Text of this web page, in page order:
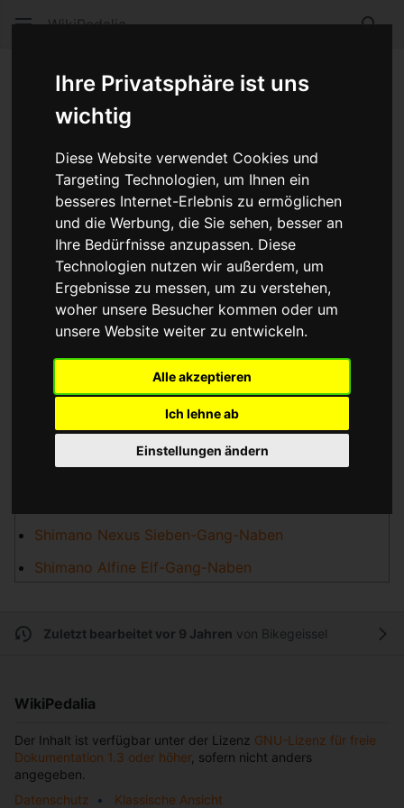
Ihre Privatsphäre ist uns
wichtig
Diese Website verwendet Cookies und
Targeting Technologien, um Ihnen ein
besseres Internet-Erlebnis zu ermöglichen
und die Werbung, die Sie sehen, besser an
Ihre Bedürfnisse anzupassen. Diese
Technologien nutzen wir außerdem, um
Ergebnisse zu messen, um zu verstehen,
woher unsere Besucher kommen oder um
unsere Website weiter zu entwickeln.
Alle akzeptieren
Ich lehne ab
Einstellungen ändern
WikiPedalia
105 SC
Weiterleitung
Weiterleitung nach:
105 ®
Weitere interessante Artikel zum Thema
Shimano Datumscodierung
Shimano Kürzel
Shimano Nexus und Alfine Acht-Gang-Naben
Shimano Biopace ® Kettenblätter
Servo Wave ®
Die Shimano Nexus Fünf-Gang-Naben
Shimano Nexus Sieben-Gang-Naben
Shimano Alfine Elf-Gang-Naben
Zuletzt bearbeitet vor 9 Jahren von Bikegeissel
WikiPedalia
Der Inhalt ist verfügbar unter der Lizenz GNU-Lizenz für freie
Dokumentation 1.3 oder höher, sofern nicht anders
angegeben.
Datenschutz
Klassische Ansicht